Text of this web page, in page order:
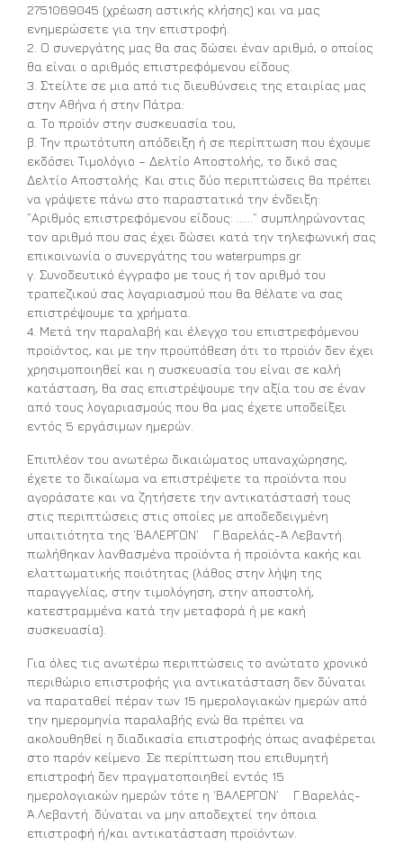
2751069045 (χρέωση αστικής κλήσης) και να μας
ενημερώσετε για την επιστροφή.
2. Ο συνεργάτης μας θα σας δώσει έναν αριθμό, ο οποίος
θα είναι ο αριθμός επιστρεφόμενου είδους.
3. Στείλτε σε μια από τις διευθύνσεις της εταιρίας μας
στην Αθήνα ή στην Πάτρα:
α. Το προϊόν στην συσκευασία του,
β. Την πρωτότυπη απόδειξη ή σε περίπτωση που έχουμε
εκδόσει Τιμολόγιο – Δελτίο Αποστολής, το δικό σας
Δελτίο Αποστολής. Και στις δύο περιπτώσεις θα πρέπει
να γράψετε πάνω στο παραστατικό την ένδειξη:
”Αριθμός επιστρεφόμενου είδους: ……” συμπληρώνοντας
τον αριθμό που σας έχει δώσει κατά την τηλεφωνική σας
επικοινωνία ο συνεργάτης του waterpumps.gr.
γ. Συνοδευτικό έγγραφο με τους ή τον αριθμό του
τραπεζικού σας λογαριασμού που θα θέλατε να σας
επιστρέψουμε τα χρήματα.
4. Μετά την παραλαβή και έλεγχο του επιστρεφόμενου
προϊόντος, και με την προϋπόθεση ότι το προϊόν δεν έχει
χρησιμοποιηθεί και η συσκευασία του είναι σε καλή
κατάσταση, θα σας επιστρέψουμε την αξία του σε έναν
από τους λογαριασμούς που θα μας έχετε υποδείξει
εντός 5 εργάσιμων ημερών.
Επιπλέον του ανωτέρω δικαιώματος υπαναχώρησης,
έχετε το δικαίωμα να επιστρέψετε τα προϊόντα που
αγοράσατε και να ζητήσετε την αντικατάστασή τους
στις περιπτώσεις στις οποίες με αποδεδειγμένη
υπαιτιότητα της ‘ΒΑΛΕΡΓΟΝ’ Γ.Βαρελάς-Ά.Λεβαντή.
πωλήθηκαν λανθασμένα προϊόντα ή προϊόντα κακής και
ελαττωματικής ποιότητας (λάθος στην λήψη της
παραγγελίας, στην τιμολόγηση, στην αποστολή,
κατεστραμμένα κατά την μεταφορά ή με κακή
συσκευασία).
Για όλες τις ανωτέρω περιπτώσεις το ανώτατο χρονικό
περιθώριο επιστροφής για αντικατάσταση δεν δύναται
να παραταθεί πέραν των 15 ημερολογιακών ημερών από
την ημερομηνία παραλαβής ενώ θα πρέπει να
ακολουθηθεί η διαδικασία επιστροφής όπως αναφέρεται
στο παρόν κείμενο. Σε περίπτωση που επιθυμητή
επιστροφή δεν πραγματοποιηθεί εντός 15
ημερολογιακών ημερών τότε η ‘ΒΑΛΕΡΓΟΝ’ Γ.Βαρελάς-
Ά.Λεβαντή. δύναται να μην αποδεχτεί την όποια
επιστροφή ή/και αντικατάσταση προϊόντων.